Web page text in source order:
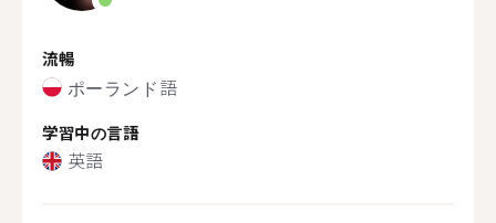
流暢
ポーランド語
学習中の言語
英語